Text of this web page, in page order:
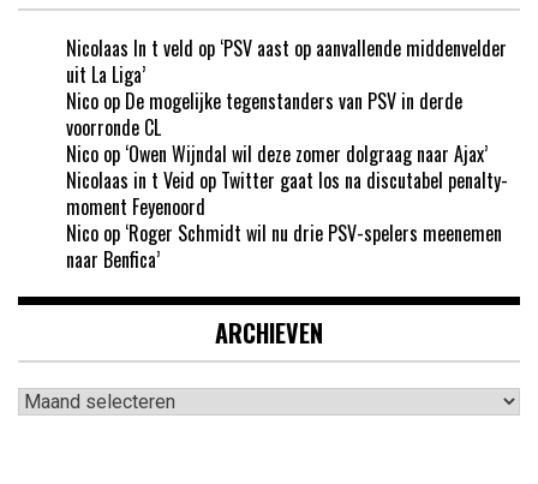
Nicolaas In t veld op ‘PSV aast op aanvallende middenvelder
uit La Liga’
Nico op De mogelijke tegenstanders van PSV in derde
voorronde CL
Nico op ‘Owen Wijndal wil deze zomer dolgraag naar Ajax’
Nicolaas in t Veid op Twitter gaat los na discutabel penalty-
moment Feyenoord
Nico op ‘Roger Schmidt wil nu drie PSV-spelers meenemen
naar Benfica’
ARCHIEVEN
Archieven